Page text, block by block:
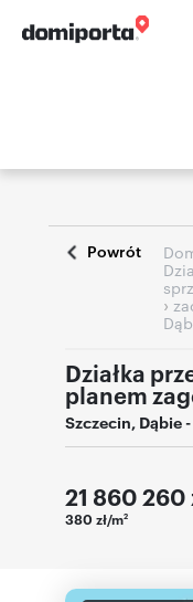
Powrót
›
Działka
planem
Szczecin, Dąbie
21 860 260
380 zł/m2